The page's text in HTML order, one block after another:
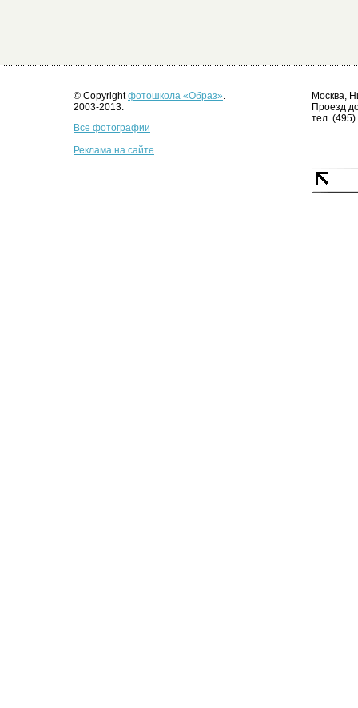
© Copyrightфотошкола «Образ».
2003-2013.
Все фотографии
Реклама на сайте
Москва,
Проезд
тел.